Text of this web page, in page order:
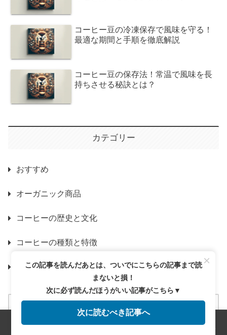
コーヒー豆の冷凍保存で風味を守る！
最適な期間と手順を徹底解説
コーヒー豆の保存法！常温で風味を長
持ちさせる秘訣とは？
カテゴリー
おすすめ
オーガニック商品
コーヒーの歴史と文化
コーヒーの種類と特徴
コーヒーの選び方と保存
サイドバー
×
この記事を読んだあとは、ついでにこちらの記事まで読
まないと損！
次に必ず読んだほうがいい記事がこちら▼
次に読むべき記事へ